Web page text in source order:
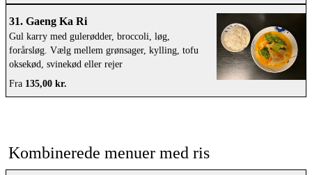
31. Gaeng Ka Ri
Gul karry med gulerødder, broccoli, løg,
forårsløg. Vælg mellem grønsager, kylling, tofu
oksekød, svinekød eller rejer
Fra 135,00 kr.
Kombinerede menuer med ris